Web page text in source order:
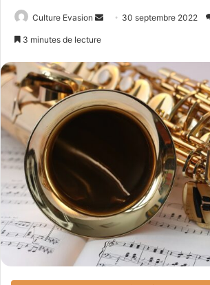
Culture Evasion
o
y
e
c
r
i
e
l
30 septembre 2022
3 minutes de lecture